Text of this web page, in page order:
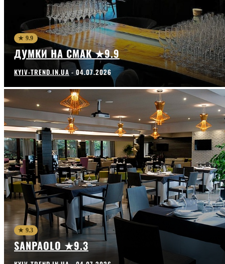
★ 9.9
ДУМКИ НА СМАК ★9.9
KYIV-TREND.IN.UA - 04.07.2026
★ 9.3
SANPAOLO ★9.3